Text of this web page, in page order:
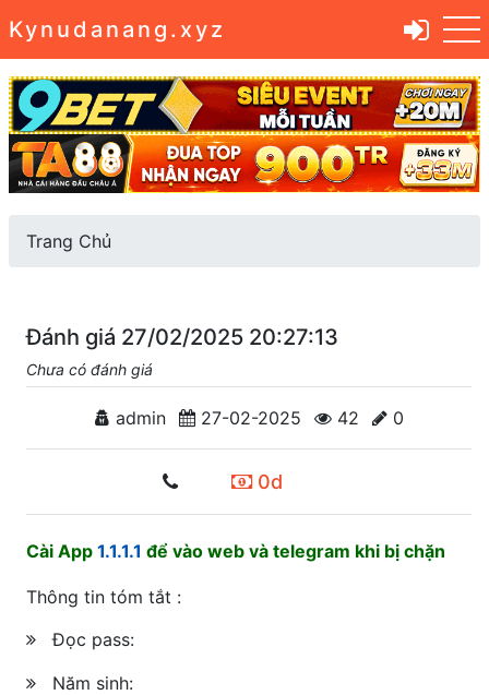
Kynudanang.xyz
Trang Chủ
Đánh giá 27/02/2025 20:27:13
Chưa có đánh giá
admin 27-02-2025 42 0
0d
Cài App 1.1.1.1 để vào web và telegram khi bị chặn
Thông tin tóm tắt :
Đọc pass:
Năm sinh: